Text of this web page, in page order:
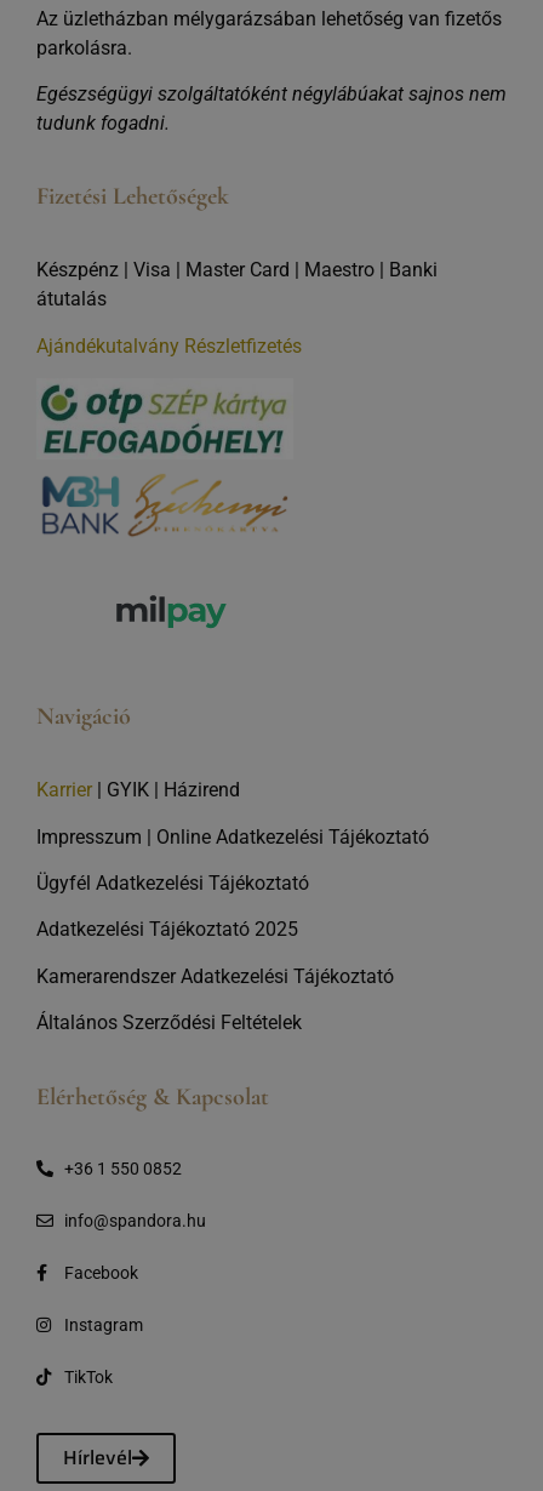
Az üzletházban mélygarázsában lehetőség van fizetős
parkolásra.
Egészségügyi szolgáltatóként négylábúakat sajnos nem
tudunk fogadni.
Fizetési Lehetőségek
Készpénz | Visa | Master Card | Maestro | Banki
átutalás
Ajándékutalvány Részletfizetés
Navigáció
Karrier GYIK Házirend
Impresszum | Online Adatkezelési Tájékoztató
Ügyfél Adatkezelési Tájékoztató
Adatkezelési Tájékoztató 2025
Kamerarendszer Adatkezelési Tájékoztató
Általános Szerződési Feltételek
Elérhetőség & Kapcsolat
+36 1 550 0852
info@spandora.hu
Facebook
Instagram
TikTok
Hírlevél